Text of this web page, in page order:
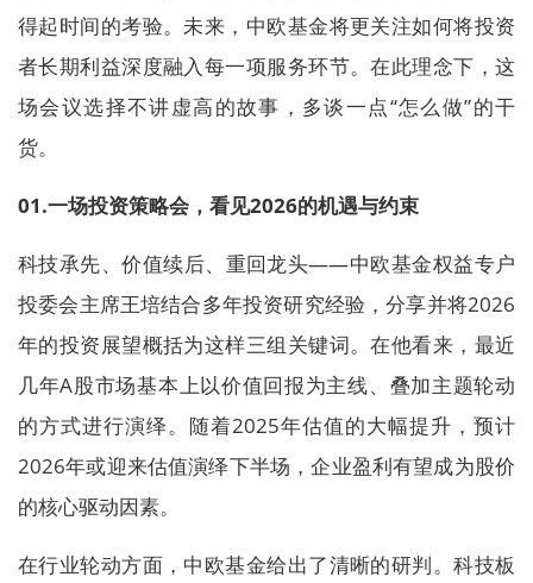
得起时间的考验。未来，中欧基金将更关注如何将投资
者长期利益深度融入每一项服务环节。在此理念下，这
场会议选择不讲虚高的故事，多谈一点“怎么做”的干
货。
01.一场投资策略会，看见2026的机遇与约束
科技承先、价值续后、重回龙头——中欧基金权益专户
投委会主席王培结合多年投资研究经验，分享并将2026
年的投资展望概括为这样三组关键词。在他看来，最近
几年A股市场基本上以价值回报为主线、叠加主题轮动
的方式进行演绎。随着2025年估值的大幅提升，预计
2026年或迎来估值演绎下半场，企业盈利有望成为股价
的核心驱动因素。
在行业轮动方面，中欧基金给出了清晰的研判。科技板